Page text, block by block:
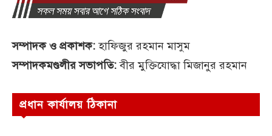
সম্পাদক ও প্রকাশক:হাফিজুর রহমান মাসুম
সম্পাদকমণ্ডলীর সভাপতি:বীর মুক্তিযোদ্ধা মিজানুর রহমান
প্রধান কার্যালয় ঠিকানা